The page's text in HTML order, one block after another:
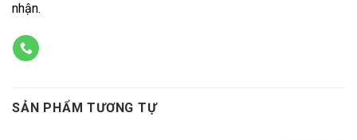
nhận.
SẢN PHẨM TƯƠNG TỰ